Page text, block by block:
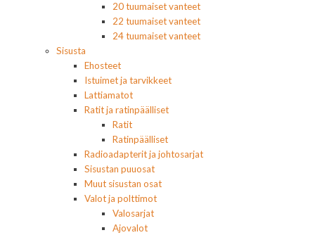
20 tuumaiset vanteet
22 tuumaiset vanteet
24 tuumaiset vanteet
Sisusta
Ehosteet
Istuimet ja tarvikkeet
Lattiamatot
Ratit ja ratinpäälliset
Ratit
Ratinpäälliset
Radioadapterit ja johtosarjat
Sisustan puuosat
Muut sisustan osat
Valot ja polttimot
Valosarjat
Ajovalot